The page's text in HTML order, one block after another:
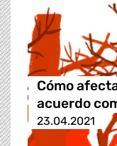
Cómo
acuerdo
23.04.2021